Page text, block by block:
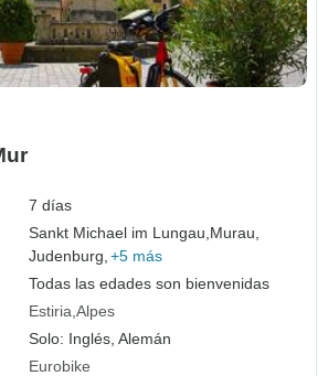
7 días
Sankt Michael im Lungau, Murau,
Judenburg, +5 más
Todas las edades son bienvenidas
Estiria Alpes
Solo: Inglés, Alemán
Eurobike